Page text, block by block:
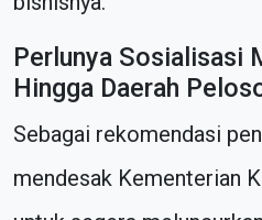
Perlunya Sosialisasi
Hingga Daerah
Sebagai rekomendasi
mendesak Kementerian